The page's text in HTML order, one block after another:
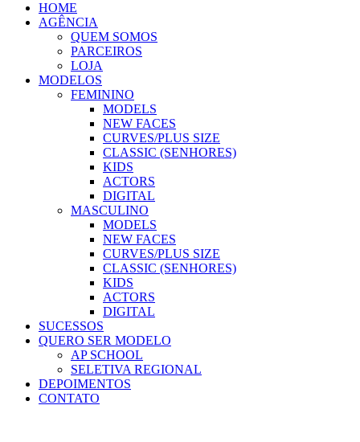
HOME
AGÊNCIA
QUEM SOMOS
PARCEIROS
LOJA
MODELOS
FEMININO
MODELS
NEW FACES
CURVES/PLUS SIZE
CLASSIC (SENHORES)
KIDS
ACTORS
DIGITAL
MASCULINO
MODELS
NEW FACES
CURVES/PLUS SIZE
CLASSIC (SENHORES)
KIDS
ACTORS
DIGITAL
SUCESSOS
QUERO SER MODELO
AP SCHOOL
SELETIVA REGIONAL
DEPOIMENTOS
CONTATO